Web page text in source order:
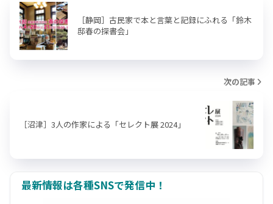
［静岡］古民家で本と言葉と記録にふれる「鈴木
邸春の探書会」
次の記事
［沼津］3人の作家による「セレクト展 2024」
最新情報は各種SNSで発信中！